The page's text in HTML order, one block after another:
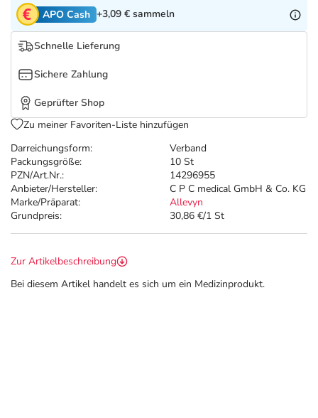
Tierapotheke
Vitamine & Mineralstoffe
Marken
Salus Deals
Darreichungsform:
Verband
Packungsgröße:
10 St
PZN/Art.Nr.:
14296955
Anbieter/Hersteller:
C P C medical GmbH & Co. KG
Marke/Präparat:
Allevyn
Grundpreis:
30,86 €/1 St
APO Cash +3,09 € sammeln
Schnelle Lieferung
Sichere Zahlung
Geprüfter Shop
Zu meiner Favoriten-Liste hinzufügen
Zur Artikelbeschreibung
Bei diesem Artikel handelt es sich um ein Medizinprodukt.